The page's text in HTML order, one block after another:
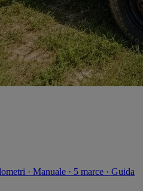
· Manuale · 5 marce · Guida